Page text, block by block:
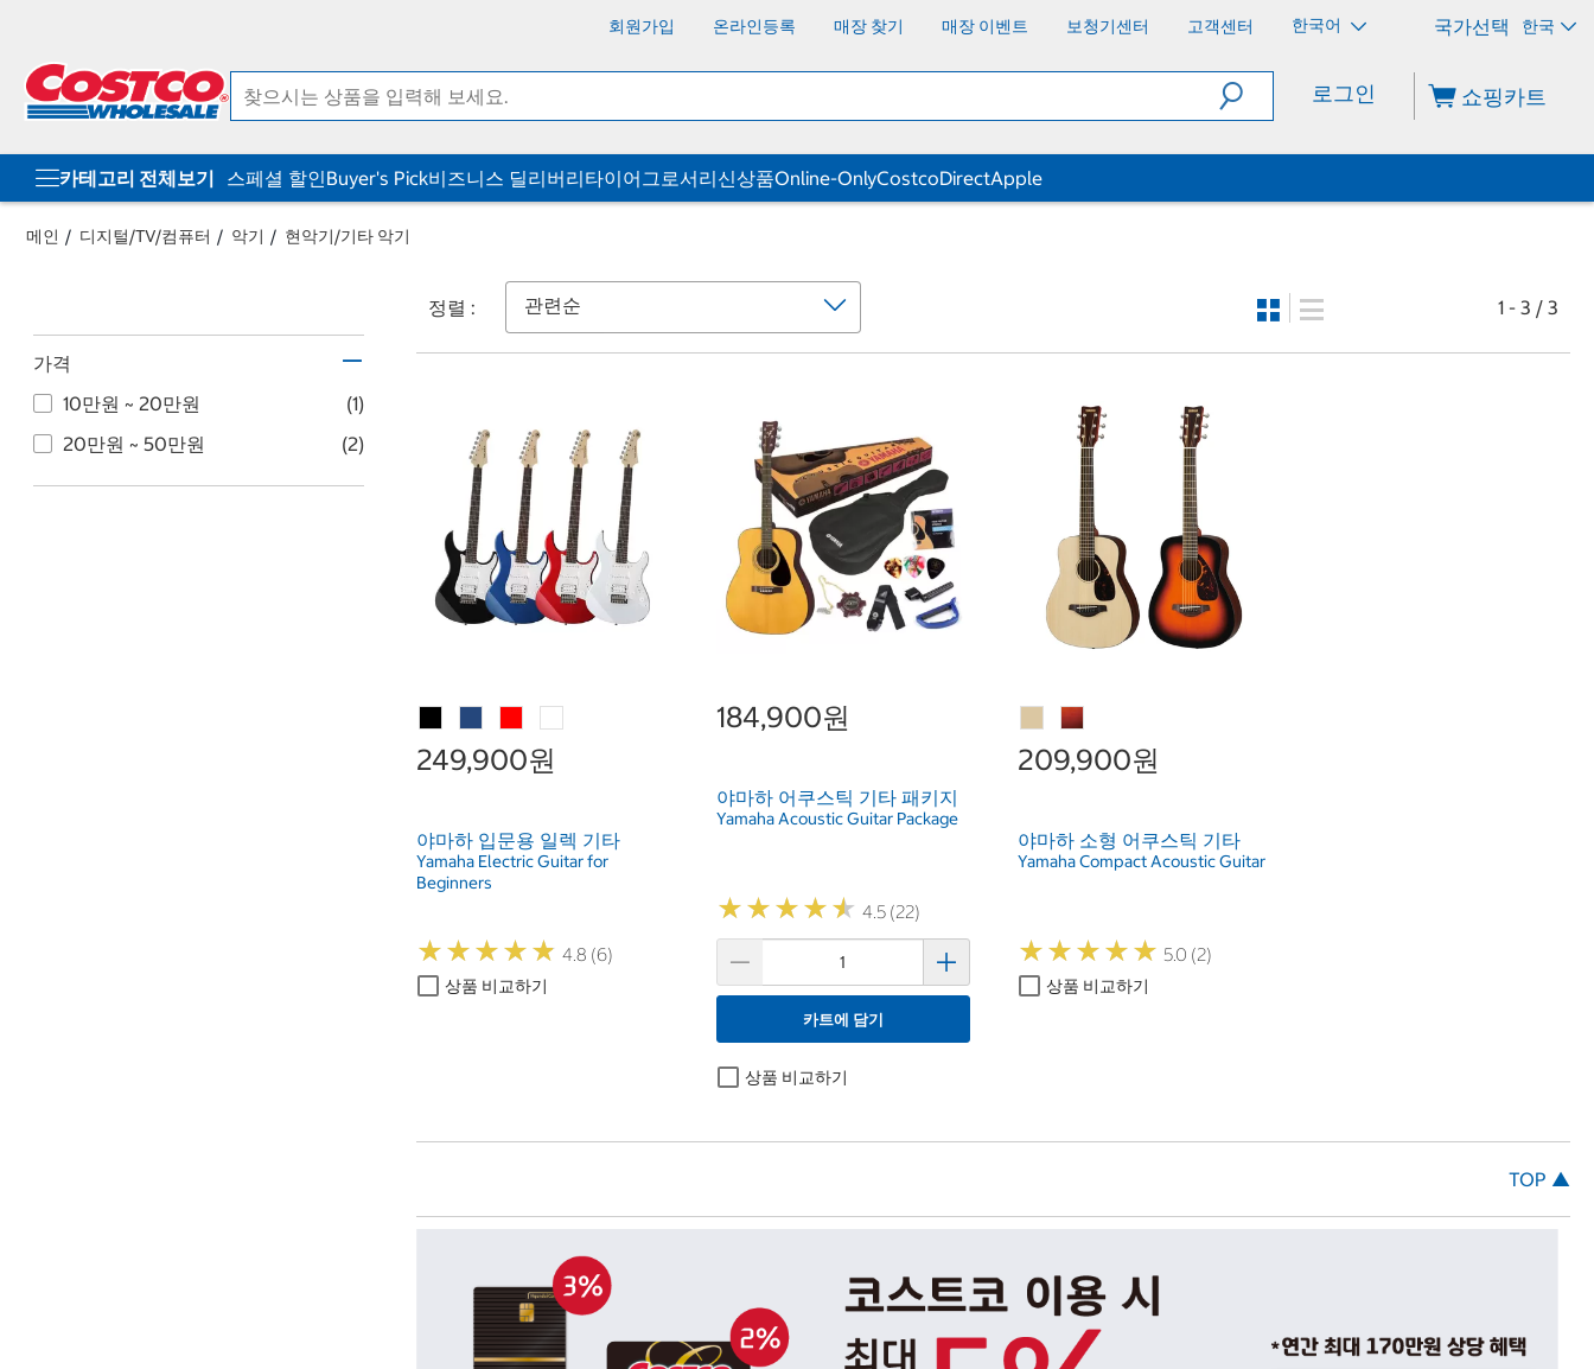
회원가입 온라인등록 매장 찾기 매장 이벤트 보청기센터 고객센터 한국어 한국
로그인 쇼핑카트
카테고리 전체보기 스페셜 할인Buyer's Pick비즈니스 딜리버리타이어그로서리신상품Online-OnlyCostcoDirectApple
메인 디지털/TV/컴퓨터 악기 현악기/기타 악기
가격
10만원 ~ 20만원
(1)
20만원 ~ 50만원
(2)
정렬 : 1 - 3 / 3
249,900원
야마하 입문용 일렉 기타
Yamaha Electric Guitar for
Beginners
★★★★★
★★★★★ 4.8 (6)
상품 비교하기
184,900원
야마하 어쿠스틱 기타 패키지
Yamaha Acoustic Guitar Package
★★★★★
★★★★★ 4.5 (22)
카트에 담기
상품 비교하기
209,900원
야마하 소형 어쿠스틱 기타
Yamaha Compact Acoustic Guitar
★★★★★
★★★★★ 5.0 (2)
상품 비교하기
TOP ▲